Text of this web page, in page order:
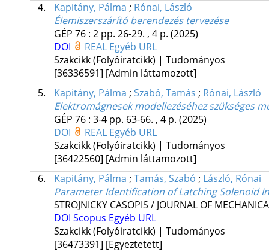
4.
Kapitány, Pálma ; Rónai, László
Élemiszerszárító berendezés tervezése
GÉP 76: 2 pp. 26-29. , 4 p. (2025)
DOI
REAL Egyéb URL
Szakcikk (Folyóiratcikk) | Tudományos
[36336591] [Admin láttamozott]
5.
Kapitány, Pálma ; Szabó, Tamás ; Rónai, László
Elektromágnesek modellezéséhez szükséges
GÉP 76: 3-4 pp. 63-66. , 4 p. (2025)
DOI
REAL Egyéb URL
Szakcikk (Folyóiratcikk) | Tudományos
[36422560] [Admin láttamozott]
6.
Kapitány, Pálma ; Tamás, Szabó ; László, Rónai
Parameter Identification of Latching Solenoid
STROJNICKY CASOPIS / JOURNAL OF
DOI Scopus Egyéb URL
Szakcikk (Folyóiratcikk) | Tudományos
[36473391] [Egyeztetett]